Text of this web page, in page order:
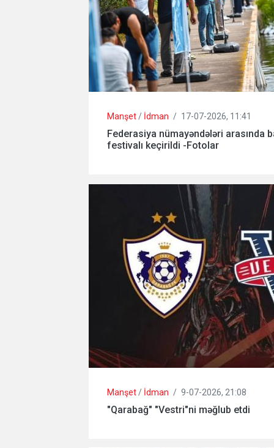
Manşet / İdman / 17-07-2026, 11:41
Federasiya nümayəndələri arasında
festivalı keçirildi -Fotolar
Manşet / İdman / 9-07-2026, 21:08
"Qarabağ" "Vestri"ni məğlub etdi